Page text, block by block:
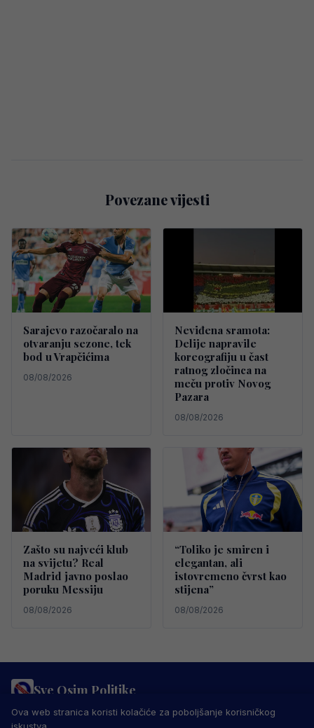
Povezane vijesti
Sarajevo razočaralo na
otvaranju sezone, tek
bod u Vrapčićima
08/08/2026
Neviđena sramota:
Delije napravile
koreografiju u čast
ratnog zločinca na
meču protiv Novog
Pazara
08/08/2026
Zašto su najveći klub
na svijetu? Real
Madrid javno poslao
poruku Messiju
08/08/2026
“Toliko je smiren i
elegantan, ali
istovremeno čvrst kao
stijena”
08/08/2026
Sve Osim Politike
PRAVILA PRIVATNOSTI MARKETING
USLOVI KORIŠTENJA
IMPRESSUM
Ova web stranica koristi kolačiće za poboljšanje korisničkog